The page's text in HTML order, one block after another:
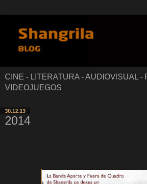
CINE - LITERATURA - AUDIOVISUAL -
VIDEOJUEGOS
30.12.13
2014